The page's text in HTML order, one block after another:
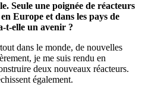
Seule une poignée de réacteurs
Europe et dans les pays de
t-elle un avenir ?
dans le monde, de nouvelles
je me suis rendu en
deux nouveaux réacteurs.
également.